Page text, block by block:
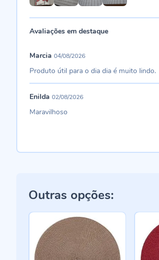
Avaliações em destaque
Marcia 04/08/2026
Produto útil para o dia dia é muito lindo.
Enilda 02/08/2026
Maravilhoso
Outras opções: